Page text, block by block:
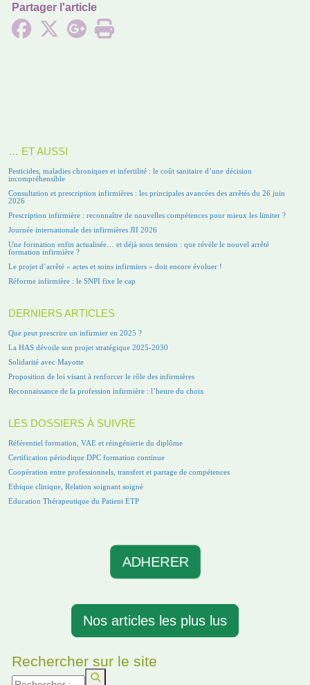
Partager l'article
… ET AUSSI
Pesticides, maladies chroniques et infertilité : le coût sanitaire d’une décision
incompréhensible
Consultation et prescription infirmières : les principales avancées des arrêtés du 26 juin
2026
Prescription infirmière : reconnaître de nouvelles compétences pour mieux les limiter ?
Journée internationale des infirmières JII 2026
Une formation enfin actualisée… et déjà sous tension : que révèle le nouvel arrêté
formation infirmière ?
Le projet d’arrêté « actes et soins infirmiers » doit encore évoluer !
Réforme infirmière : le SNPI fixe le cap
DERNIERS ARTICLES
Que peut prescrire un infirmier en 2025 ?
La HAS dévoile son projet stratégique 2025-2030
Solidarité avec Mayotte
Proposition de loi visant à renforcer le rôle des infirmières
Reconnaissance de la profession infirmière : l’heure du choix
LES DOSSIERS À SUIVRE
Référentiel formation, VAE et réingénierie du diplôme
Certification périodique DPC formation continue
Coopération entre professionnels, transfert et partage de compétences
Ethique clinique, Relation soignant soigné
Education Thérapeutique du Patient ETP
ADHERER
Nos articles les plus lus
Rechercher sur le site